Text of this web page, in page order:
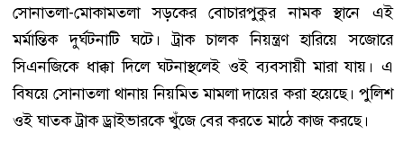
সোনাতলা-মোকামতলা সড়কের বোচারপুকুর নামক স্থানে এই
মর্মান্তিক দুর্ঘটনাটি ঘটে। ট্রাক চালক নিয়ন্ত্রণ হারিয়ে সজোরে
সিএনজিকে ধাক্কা দিলে ঘটনাস্থলেই ওই ব্যবসায়ী মারা যায়। এ
বিষয়ে সোনাতলা থানায় নিয়মিত মামলা দায়ের করা হয়েছে। পুলিশ
ওই ঘাতক ট্রাক ড্রাইভারকে খুঁজে বের করতে মাঠে কাজ করছে।